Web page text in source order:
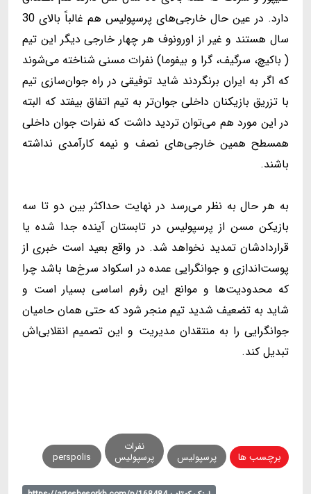
دارد. در عین حال خارجی‌های پرسپولیس هم غالباً بالای 30
سال هستند و غیر از اورونوف هر چهار خارجی دیگر این تیم
( باکیچ، سرگیف، گرا و بیفوما) نفرات مسنی شناخته می‌شوند
که اگر به ایران برنگردند شاید توفیقی در راه جوان‌سازی تیم
با تزریق بازیکنان داخلی جوان‌تر به تیم اتفاق بیفتد که البته
در این مورد هم می‌توان تردید داشت که نفرات جوان داخلی
همسطح همین خارجی‌های نصف و نیمه کارآمدی نداشته
باشند.
به هر حال به نظر می‌رسد در نهایت حداکثر بین دو تا سه
بازیکن مسن از پرسپولیس در تابستان آینده جدا شده یا
قراردادشان تمدید نخواهد شد. در واقع بعید است خبری از
پوست‌اندازی و جوانگرایی عمده در اسکواد سرخ‌ها باشد چرا
که محدودیت‌ها و موانع این رفرم اساسی بسیار است و
شاید به تضعیف شدید تیم منجر شود که حتی همان حامیان
جوانگرایی را به منتقدان مدیریت و این تصمیم انقلابی‌اش
تبدیل کند.
برچسب ها پرسپولیس
نفرات
پرسپولیس perspolis